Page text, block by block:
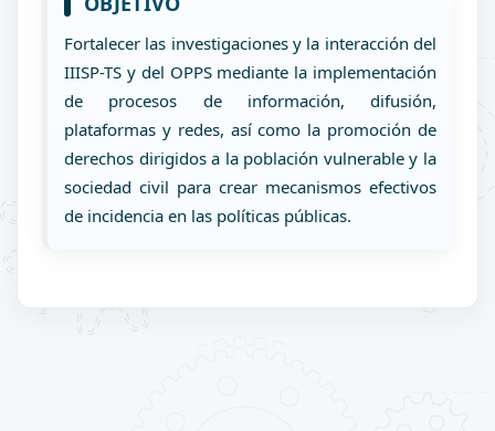
Fortalecer las investigaciones y la interacción del
IIISP-TS y del OPPS mediante la implementación
de procesos de información, difusión,
plataformas y redes, así como la promoción de
derechos dirigidos a la población vulnerable y la
sociedad civil para crear mecanismos efectivos
de incidencia en las políticas públicas.